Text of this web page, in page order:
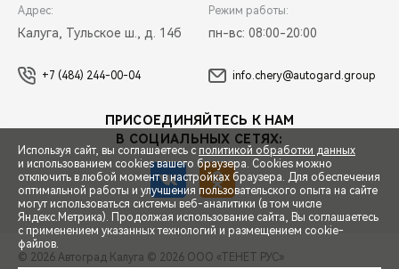
СПЕЦПРЕДЛОЖЕНИЯ
ЗАПИСЬ НА ТЕСТ-ДРАЙВ
Адрес:
Калуга, Тульское ш., д. 14б
Режим работы:
пн-вс: 08:00-20:00
+7 (484) 244-00-04 info.chery@autogard.group
ПРИСОЕДИНЯЙТЕСЬ К НАМ
В СОЦИАЛЬНЫХ СЕТЯХ:
© 2026 Автоград Калуга © 2026 ООО «ТЕНЕТ РУС»
Используя сайт, вы соглашаетесь с политикой обработки данных
и использованием cookies вашего браузера. Cookies можно
отключить в любой момент в настройках браузера. Для обеспечения
оптимальной работы и улучшения пользовательского опыта на сайте
могут использоваться системы веб-аналитики (в том числе
Яндекс.Метрика). Продолжая использование сайта, Вы соглашаетесь
с применением указанных технологий и размещением cookie-
файлов.